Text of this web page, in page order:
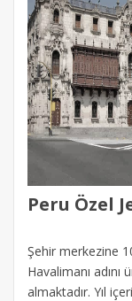
Peru Özel
Şehir merkezine
Havalimanı adını
almaktadır. Yıl